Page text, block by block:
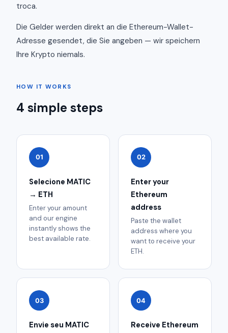
troca.
Die Gelder werden direkt an die Ethereum-Wallet-
Adresse gesendet, die Sie angeben — wir speichern
Ihre Krypto niemals.
HOW IT WORKS
4 simple steps
01
Selecione MATIC
→ ETH
Enter your amount
and our engine
instantly shows the
best available rate.
02
Enter your
Ethereum
address
Paste the wallet
address where you
want to receive your
ETH.
03
Envie seu MATIC
04
Receive Ethereum